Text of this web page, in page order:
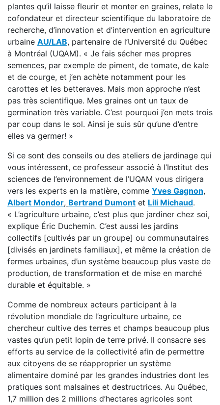
plantes qu’il laisse fleurir et monter en graines, relate le
cofondateur et directeur scientifique du laboratoire de
recherche, d’innovation et d’intervention en agriculture
urbaine AU/LAB, partenaire de l’Université du Québec
à Montréal (UQAM). « Je fais sécher mes propres
semences, par exemple de piment, de tomate, de kale
et de courge, et j’en achète notamment pour les
carottes et les betteraves. Mais mon approche n’est
pas très scientifique. Mes graines ont un taux de
germination très variable. C’est pourquoi j’en mets trois
par coup dans le sol. Ainsi je suis sûr qu’une d’entre
elles va germer! »
Si ce sont des conseils ou des ateliers de jardinage qui
vous intéressent, ce professeur associé à l’Institut des
sciences de l’environnement de l’UQAM vous dirigera
vers les experts en la matière, comme Yves Gagnon,
Albert Mondor, Bertrand Dumont et Lili Michaud.
« L’agriculture urbaine, c’est plus que jardiner chez soi,
explique Éric Duchemin. C’est aussi les jardins
collectifs [cultivés par un groupe] ou communautaires
[divisés en jardinets familiaux], et même la création de
fermes urbaines, d’un système beaucoup plus vaste de
production, de transformation et de mise en marché
durable et équitable. »
Comme de nombreux acteurs participant à la
révolution mondiale de l’agriculture urbaine, ce
chercheur cultive des terres et champs beaucoup plus
vastes qu’un petit lopin de terre privé. Il consacre ses
efforts au service de la collectivité afin de permettre
aux citoyens de se réapproprier un système
alimentaire dominé par les grandes industries dont les
pratiques sont malsaines et destructrices. Au Québec,
1,7 million des 2 millions d’hectares agricoles sont